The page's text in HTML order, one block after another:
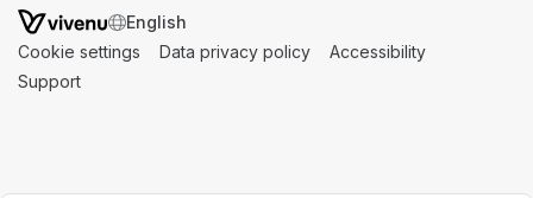
SWITCH LANGUAGE
Cookie settings (opens in a new tab)
Data privacy policy (opens in a new tab)
Accessibility
Support